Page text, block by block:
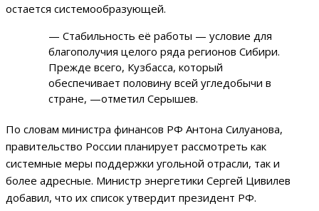
остается системообразующей.
— Стабильность её работы — условие для
благополучия целого ряда регионов Сибири.
Прежде всего, Кузбасса, который
обеспечивает половину всей угледобычи в
стране, —отметил Серышев.
По словам министра финансов РФ Антона Силуанова,
правительство России планирует рассмотреть как
системные меры поддержки угольной отрасли, так и
более адресные. Министр энергетики Сергей Цивилев
добавил, что их список утвердит президент РФ.